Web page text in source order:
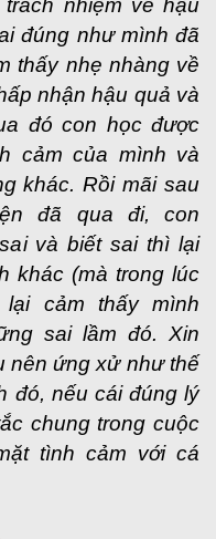
nhiệm về hậu
đúng như mình đã
thấy nhẹ nhàng về
nhận hậu quả và
đó con học được
cảm của mình và
khác. Rồi mãi sau
đã qua đi, con
và biết sai thì lại
khác (mà trong lúc
cảm thấy mình
sai lầm đó. Xin
nên ứng xử như thế
đó, nếu cái đúng lý
chung trong cuộc
tình cảm với cá